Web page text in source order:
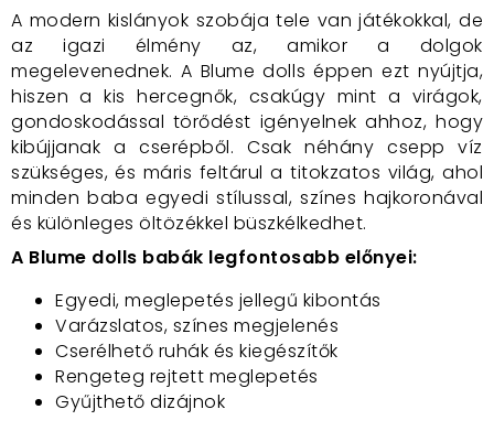
A modern kislányok szobája tele van játékokkal, de
az igazi élmény az, amikor a dolgok
megelevenednek. A Blume dolls éppen ezt nyújtja,
hiszen a kis hercegnők, csakúgy mint a virágok,
gondoskodással törődést igényelnek ahhoz, hogy
kibújjanak a cserépből. Csak néhány csepp víz
szükséges, és máris feltárul a titokzatos világ, ahol
minden baba egyedi stílussal, színes hajkoronával
és különleges öltözékkel büszkélkedhet.
A Blume dolls babák legfontosabb előnyei:
Egyedi, meglepetés jellegű kibontás
Varázslatos, színes megjelenés
Cserélhető ruhák és kiegészítők
Rengeteg rejtett meglepetés
Gyűjthető dizájnok